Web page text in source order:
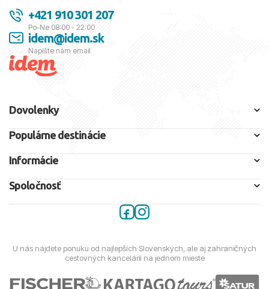
+421 910 301 207
Po-Ne 08:00 - 22:00
idem@idem.sk
Napíšte nám email
Dovolenky
Populárne destinácie
Informácie
Spoločnosť
U nás nájdete ponuku od najlepších Slovenských, ale aj zahraničných
cestovných kancelárií na jednom mieste